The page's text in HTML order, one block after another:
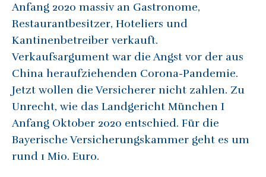
Anfang 2020 massiv an Gastronome,
Restaurantbesitzer, Hoteliers und
Kantinenbetreiber verkauft.
Verkaufsargument war die Angst vor der aus
China heraufziehenden Corona-Pandemie.
Jetzt wollen die Versicherer nicht zahlen. Zu
Unrecht, wie das Landgericht München I
Anfang Oktober 2020 entschied. Für die
Bayerische Versicherungskammer geht es um
rund 1 Mio. Euro.